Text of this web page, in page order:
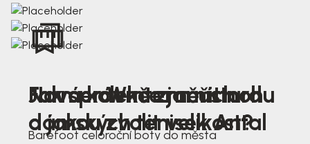
Nová kolekce jarních
dámských tenisek Antal
Jak správně změřit nohu
a jakou zvolit velikost?
Farmer Winter mustard
Barefoot celoroční boty do města